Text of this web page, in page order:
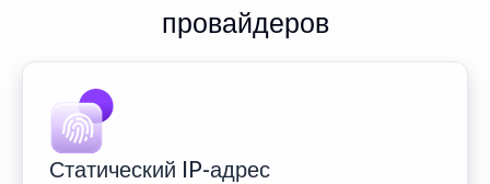
провайдеров
Статический IP-адрес